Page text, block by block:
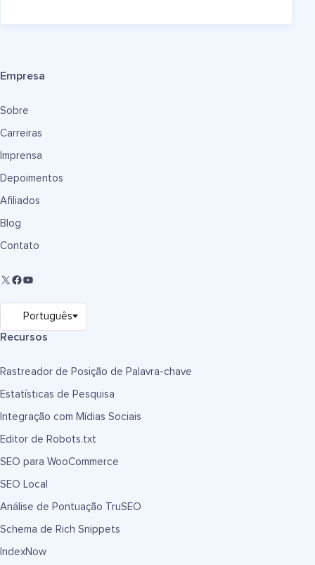
Empresa
Sobre
Carreiras
Imprensa
Depoimentos
Afiliados
Blog
Contato
Recursos
Rastreador de Posição de Palavra-chave
Estatísticas de Pesquisa
Integração com Mídias Sociais
Editor de Robots.txt
SEO para WooCommerce
SEO Local
Análise de Pontuação TruSEO
Schema de Rich Snippets
IndexNow